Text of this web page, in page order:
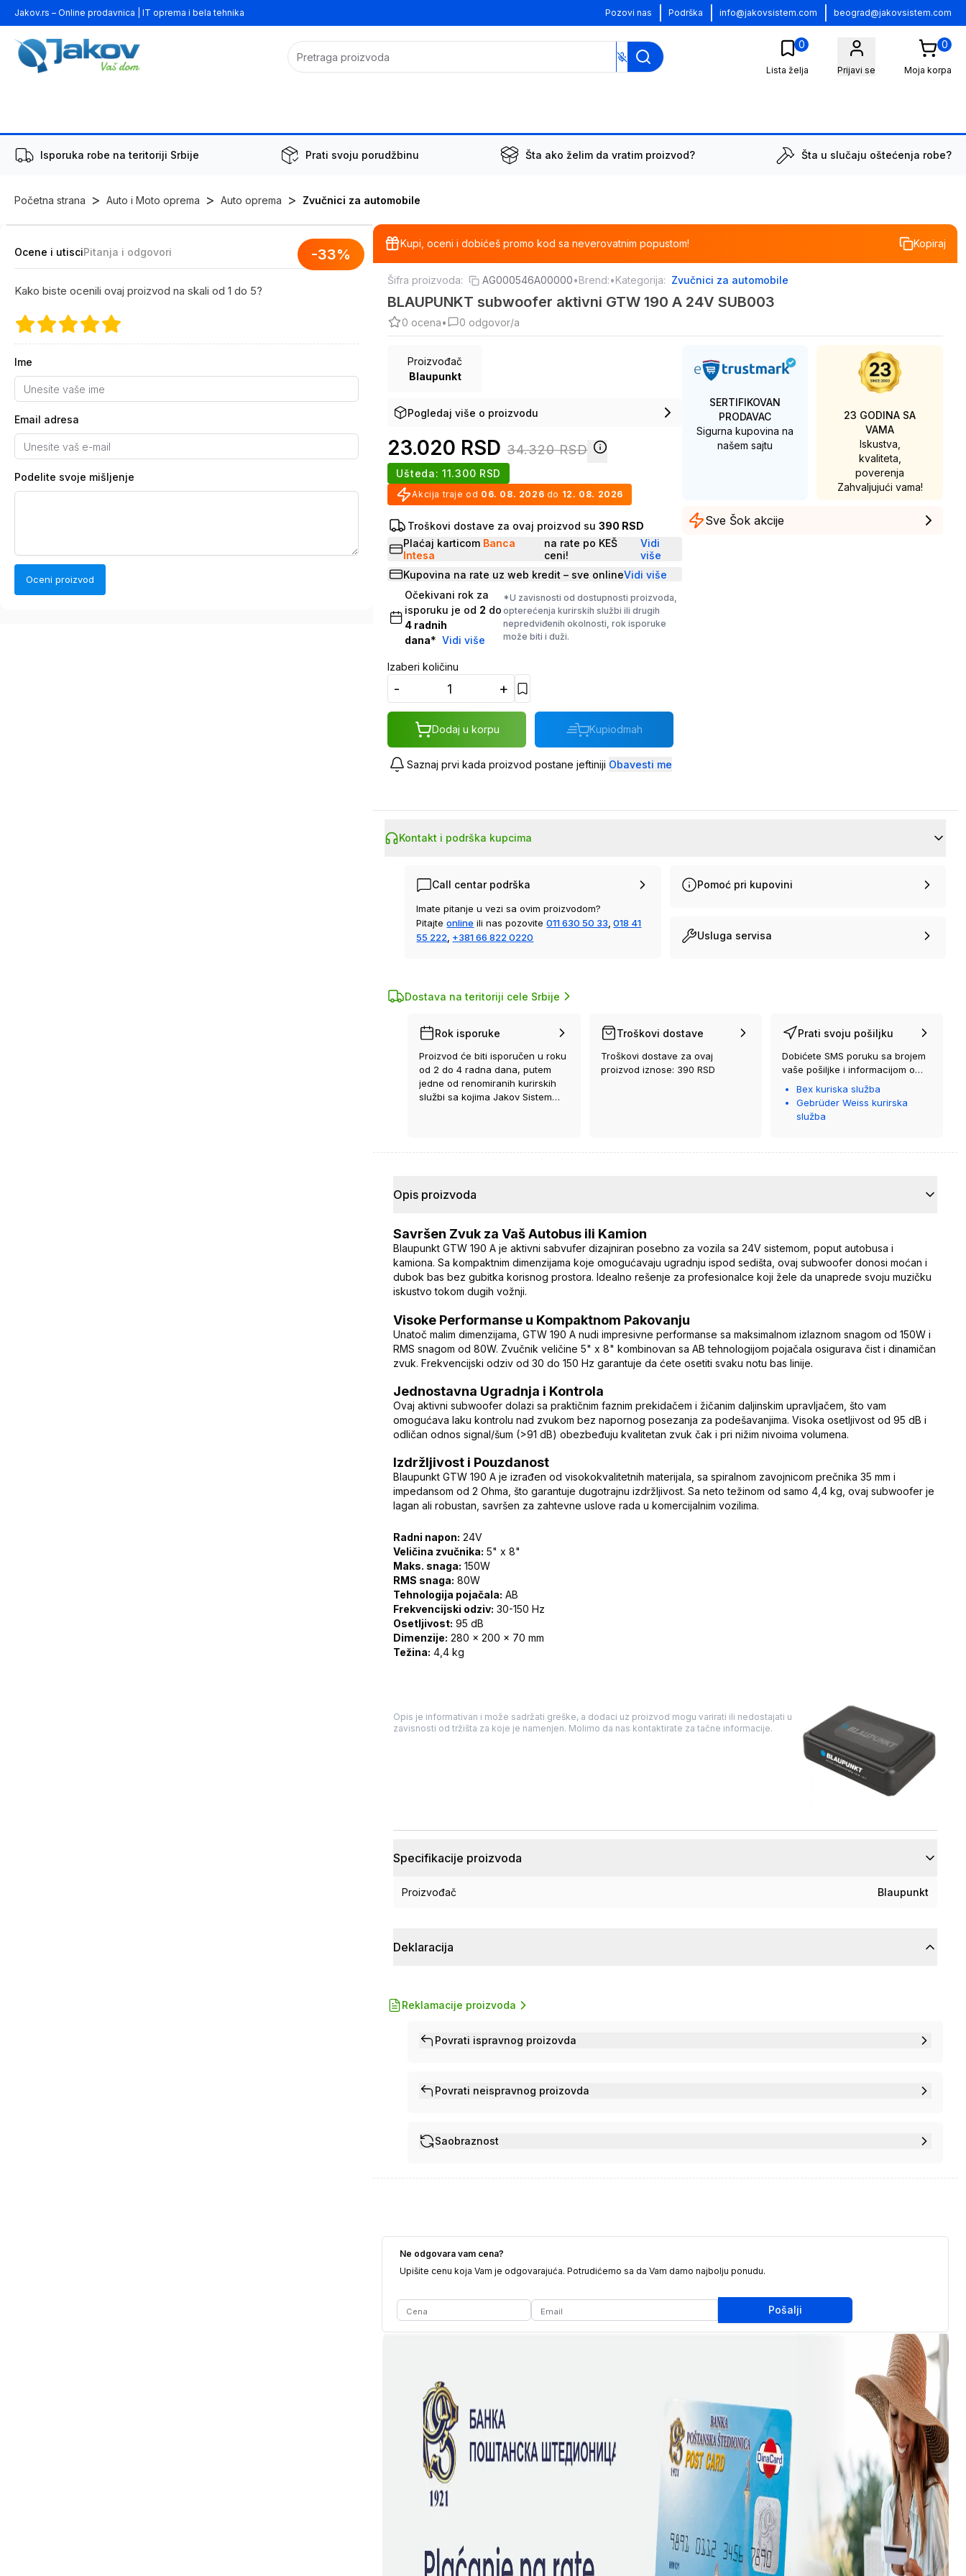
Jakov.rs – Online prodavnica | IT oprema i bela tehnika Pozovi nas Podrška info@jakovsistem.com beograd@jakovsistem.com
0
Lista želja Prijavi se
0
Moja korpa
Isporuka robe na teritoriji Srbije Prati svoju porudžbinu Šta ako želim da vratim proizvod? Šta u slučaju oštećenja robe?
Početna strana > Auto i Moto oprema > Auto oprema > Zvučnici za automobile
-33%
Ocene i utisciPitanja i odgovori
Kako biste ocenili ovaj proizvod na skali od 1 do 5?
Ime
Email adresa
Podelite svoje mišljenje
Oceni proizvod
Kupi, oceni i dobićeš promo kod sa neverovatnim popustom! Kopiraj
Šifra proizvoda: AG000546A00000•Brend:•Kategorija: Zvučnici za automobile
BLAUPUNKT subwoofer aktivni GTW 190 A 24V SUB003
0 ocena• 0 odgovor/a
Proizvođač
Blaupunkt
Pogledaj više o proizvodu
23.020 RSD 34.320RSD
Ušteda: 11.300 RSD
Akcija traje od 06. 08. 2026 do 12. 08. 2026
Troškovi dostave za ovaj proizvod su 390 RSD
Plaćaj karticom Banca
Intesa
na rate po KEŠ
ceni!
Vidi
više
Kupovina na rate uz web kredit – sve onlineVidi više
Očekivani rok za
isporuku je od 2 do
4 radnih
dana* Vidi više
*U zavisnosti od dostupnosti proizvoda,
opterećenja kurirskih službi ili drugih
nepredviđenih okolnosti, rok isporuke
može biti i duži.
Izaberi količinu
- +
Dodaj u korpu Kupiodmah
Saznaj prvi kada proizvod postane jeftiniji Obavesti me
SERTIFIKOVAN
PRODAVAC
Sigurna kupovina na
našem sajtu
23 GODINA SA
VAMA
Iskustva,
kvaliteta,
poverenja
Zahvaljujući vama!
Sve Šok akcije
Kontakt i podrška kupcima
Call centar podrška
Imate pitanje u vezi sa ovim proizvodom?
Pitajte online ili nas pozovite 011 630 50 33 018 41
55 222 +381 66 822 0220
Pomoć pri kupovini
Usluga servisa
Dostava na teritoriji cele Srbije
Rok isporuke
Proizvod će biti isporučen u roku
od 2 do 4 radna dana, putem
jedne od renomiranih kurirskih
službi sa kojima Jakov Sistem
Troškovi dostave
Troškovi dostave za ovaj
proizvod iznose: 390 RSD
Prati svoju pošiljku
Dobićete SMS poruku sa brojem
vaše pošiljke i informacijom o
kurirskoj službi koja će vam je
Bex kuriska služba
Gebrüder Weiss kurirska
služba
Opis proizvoda
Savršen Zvuk za Vaš Autobus ili Kamion
Blaupunkt GTW 190 A je aktivni sabvufer dizajniran posebno za vozila sa 24V sistemom, poput autobusa i
kamiona. Sa kompaktnim dimenzijama koje omogućavaju ugradnju ispod sedišta, ovaj subwoofer donosi moćan i
dubok bas bez gubitka korisnog prostora. Idealno rešenje za profesionalce koji žele da unaprede svoju muzičku
iskustvo tokom dugih vožnji.
Visoke Performanse u Kompaktnom Pakovanju
Unatoč malim dimenzijama, GTW 190 A nudi impresivne performanse sa maksimalnom izlaznom snagom od 150W i
RMS snagom od 80W. Zvučnik veličine 5" x 8" kombinovan sa AB tehnologijom pojačala osigurava čist i dinamičan
zvuk. Frekvencijski odziv od 30 do 150 Hz garantuje da ćete osetiti svaku notu bas linije.
Jednostavna Ugradnja i Kontrola
Ovaj aktivni subwoofer dolazi sa praktičnim faznim prekidačem i žičanim daljinskim upravljačem, što vam
omogućava laku kontrolu nad zvukom bez napornog posezanja za podešavanjima. Visoka osetljivost od 95 dB i
odličan odnos signal/šum (>91 dB) obezbeđuju kvalitetan zvuk čak i pri nižim nivoima volumena.
Izdržljivost i Pouzdanost
Blaupunkt GTW 190 A je izrađen od visokokvalitetnih materijala, sa spiralnom zavojnicom prečnika 35 mm i
impedansom od 2 Ohma, što garantuje dugotrajnu izdržljivost. Sa neto težinom od samo 4,4 kg, ovaj subwoofer je
lagan ali robustan, savršen za zahtevne uslove rada u komercijalnim vozilima.
Radni napon: 24V
Veličina zvučnika: 5" x 8"
Maks. snaga: 150W
RMS snaga: 80W
Tehnologija pojačala: AB
Frekvencijski odziv: 30-150 Hz
Osetljivost: 95 dB
Dimenzije: 280 x 200 x 70 mm
Težina: 4,4 kg
Opis je informativan i može sadržati greške, a dodaci uz proizvod mogu varirati ili nedostajati u
zavisnosti od tržišta za koje je namenjen. Molimo da nas kontaktirate za tačne informacije.
Specifikacije proizvoda
Proizvođač Blaupunkt
Deklaracija
Reklamacije proizvoda
Povrati ispravnog proizovda
Povrati neispravnog proizovda
Saobraznost
Ne odgovara vam cena?
Upišite cenu koja Vam je odgovarajuća. Potrudićemo sa da Vam damo najbolju ponudu.
Pošalji